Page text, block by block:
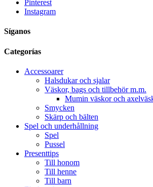
Pinterest
Instagram
Síganos
Categorías
Accessoarer
Halsdukar och sjalar
Väskor, bags och tillbehör m.m.
Mumin väskor och
Smycken
Skärp och bälten
Spel och underhållning
Spel
Pussel
Presenttips
Till honom
Till henne
Till barn